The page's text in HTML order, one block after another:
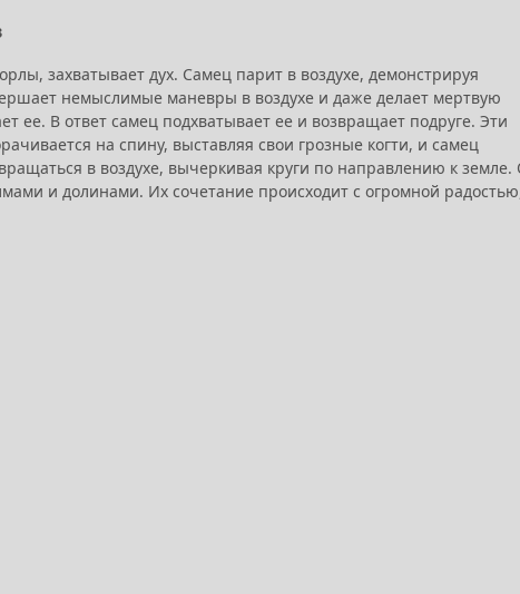
захватывает дух. Самец парит в воздухе, демонстрируя
немыслимые маневры в воздухе и даже делает мертвую
ее. В ответ самец подхватывает ее и возвращает подруге. Эти
на спину, выставляя свои грозные когти, и самец
в воздухе, вычеркивая круги по направлению к
и долинами. Их сочетание происходит с огромной